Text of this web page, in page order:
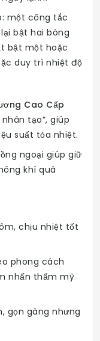
một công tắc
bật hai bóng
bật một hoặc
duy trì nhiệt độ
Cao Cấp
tạo”, giúp
suất tỏa nhiệt.
ngoại giúp giữ
khí quá
chịu nhiệt tốt
phong cách
nhấn thẩm mỹ
gọn gàng nhưng